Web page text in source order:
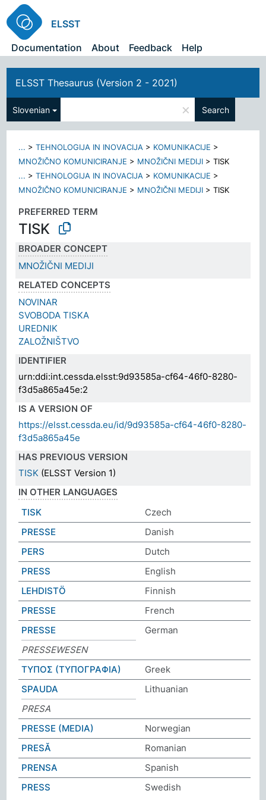
ELSST
Documentation
About Feedback Help
ELSST Thesaurus (Version 2 - 2021)
Slovenian × Search
... >TEHNOLOGIJA IN INOVACIJA > KOMUNIKACIJE >
MNOŽIČNO KOMUNICIRANJE > MNOŽIČNI MEDIJI >TISK
... >TEHNOLOGIJA IN INOVACIJA > KOMUNIKACIJE >
MNOŽIČNO KOMUNICIRANJE > MNOŽIČNI MEDIJI >TISK
PREFERRED TERM
TISK
BROADER CONCEPT
MNOŽIČNI MEDIJI
RELATED CONCEPTS
NOVINAR
SVOBODA TISKA
UREDNIK
ZALOŽNIŠTVO
IDENTIFIER
urn:ddi:int.cessda.elsst:9d93585a-cf64-46f0-8280-
f3d5a865a45e:2
IS A VERSION OF
https://elsst.cessda.eu/id/9d93585a-cf64-46f0-8280-
f3d5a865a45e
HAS PREVIOUS VERSION
TISK (ELSST Version 1)
IN OTHER LANGUAGES
TISK
Czech
PRESSE
Danish
PERS
Dutch
PRESS
English
LEHDISTÖ
Finnish
PRESSE
French
PRESSE
German
PRESSEWESEN
ΤΥΠΟΣ (ΤΥΠΟΓΡΑΦΙΑ)
Greek
SPAUDA
Lithuanian
PRESA
PRESSE (MEDIA)
Norwegian
PRESĂ
Romanian
PRENSA
Spanish
PRESS
Swedish